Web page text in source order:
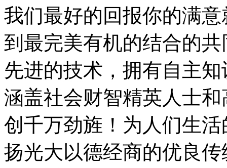
我们最好的回报你的满
到最完美有机的结合的
先进的技术，拥有自主
涵盖社会财智精英人士
创千万劲旌！为人们生
扬光大以德经商的优良